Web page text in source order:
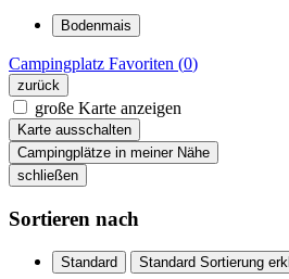
Bodenmais
Campingplatz Favoriten (0)
zurück
große Karte anzeigen
Karte ausschalten
Campingplätze in meiner Nähe
schließen
Sortieren nach
Standard Standard Sortierung